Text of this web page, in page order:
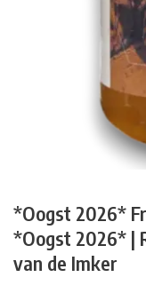
*Oogst 2026*
*Oogst 2026* |
van de Imker